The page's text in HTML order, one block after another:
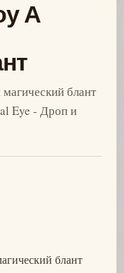
А
блант
Eye - Дроп и
блант